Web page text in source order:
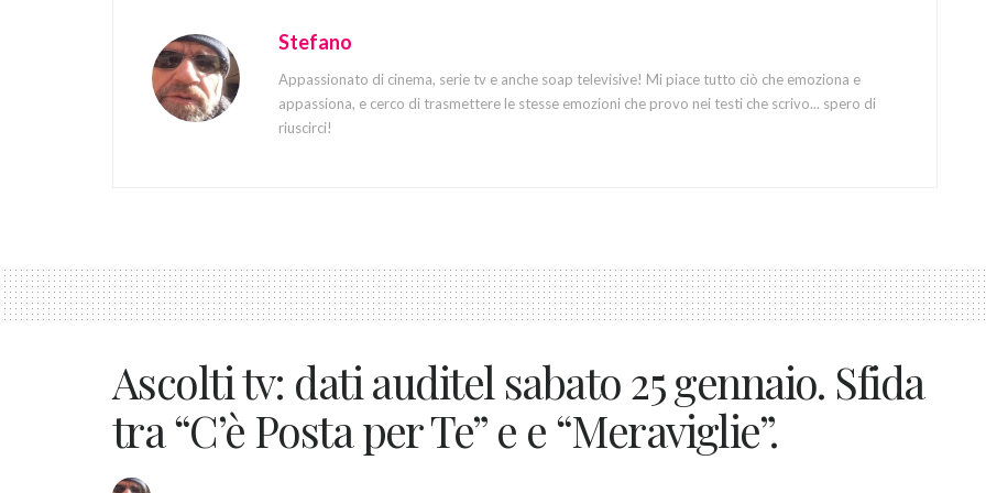
Stefano
Appassionato di cinema, serie tv e anche soap televisive! Mi piace tutto ciò che emoziona e
appassiona, e cerco di trasmettere le stesse emozioni che provo nei testi che scrivo... spero di
riuscirci!
Ascolti tv: dati auditel sabato 25 gennaio. Sfida
tra “C’è Posta per Te” e e “Meraviglie”.